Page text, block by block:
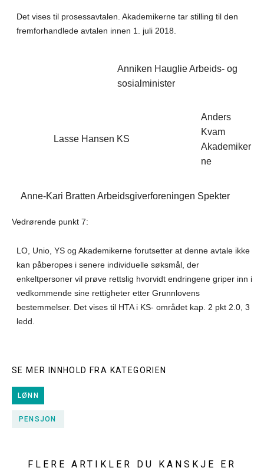
Det vises til prosessavtalen. Akademikerne tar stilling til den
fremforhandlede avtalen innen 1. juli 2018.
Anniken Hauglie Arbeids- og
sosialminister
Lasse Hansen KS
Anders
Kvam
Akademiker
ne
Anne-Kari Bratten Arbeidsgiverforeningen Spekter
Vedrørende punkt 7:
LO, Unio, YS og Akademikerne forutsetter at denne avtale ikke
kan påberopes i senere individuelle søksmål, der
enkeltpersoner vil prøve rettslig hvorvidt endringene griper inn i
vedkommende sine rettigheter etter Grunnlovens
bestemmelser. Det vises til HTA i KS- området kap. 2 pkt 2.0, 3
ledd.
SE MER INNHOLD FRA KATEGORIEN
LØNN
PENSJON
FLERE ARTIKLER DU KANSKJE ER